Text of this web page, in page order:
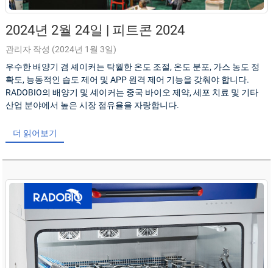
2024년 2월 24일 | 피트콘 2024
관리자 작성 (2024년 1월 3일)
우수한 배양기 겸 셰이커는 탁월한 온도 조절, 온도 분포, 가스 농도 정
확도, 능동적인 습도 제어 및 APP 원격 제어 기능을 갖춰야 합니다.
RADOBIO의 배양기 및 셰이커는 중국 바이오 제약, 세포 치료 및 기타
산업 분야에서 높은 시장 점유율을 자랑합니다.
더 읽어보기